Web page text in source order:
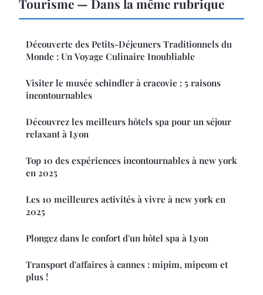
Tourisme — Dans la même rubrique
Découverte des Petits-Déjeuners Traditionnels du
Monde : Un Voyage Culinaire Inoubliable
Visiter le musée schindler à cracovie : 5 raisons
incontournables
Découvrez les meilleurs hôtels spa pour un séjour
relaxant à Lyon
Top 10 des expériences incontournables à new york
en 2025
Les 10 meilleures activités à vivre à new york en
2025
Plongez dans le confort d'un hôtel spa à Lyon
Transport d'affaires à cannes : mipim, mipcom et
plus !